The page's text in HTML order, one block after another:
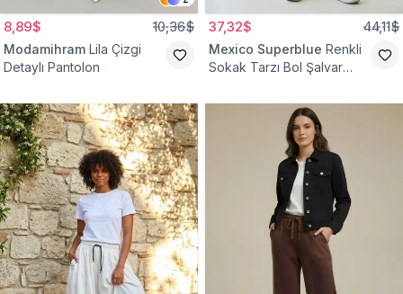
8,89$ 10,36$
Modamihram Lila Çizgi
Detaylı Pantolon
37,32$ 44,11$
Mexico Superblue Renkli
Sokak Tarzı Bol Şalvar